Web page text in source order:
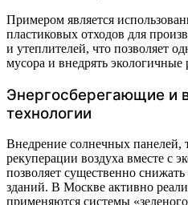
Примером является
пластиковых отходов для
и утеплителей, что позволяет
мусора и внедрять экологичные
Энергосберегающие и
технологии
Внедрение солнечных панелей,
рекуперации воздуха вместе с
позволяет существенно
зданий. В Москве активно
применяются системы